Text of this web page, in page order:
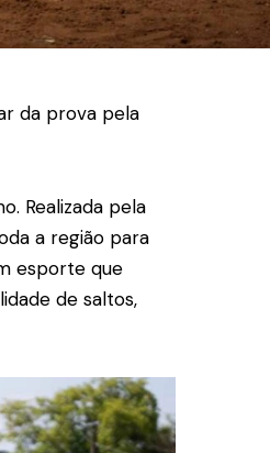
da prova pela
Realizada pela
a região para
esporte que
de saltos,